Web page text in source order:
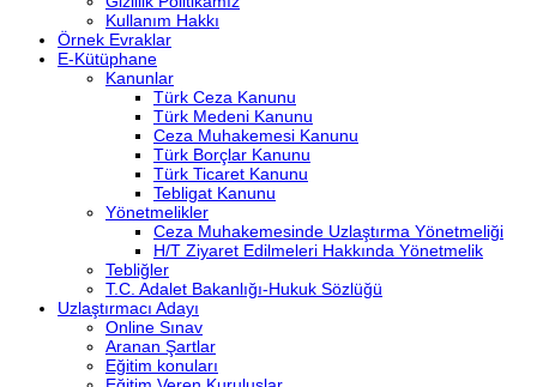
Kullanım Hakkı
Örnek Evraklar
E-Kütüphane
Kanunlar
Türk Ceza Kanunu
Türk Medeni Kanunu
Ceza Muhakemesi Kanunu
Türk Borçlar Kanunu
Türk Ticaret Kanunu
Tebligat Kanunu
Yönetmelikler
Ceza Muhakemesinde Uzlaştırma Yönetmeliği
H/T Ziyaret Edilmeleri Hakkında Yönetmelik
Tebliğler
T.C. Adalet Bakanlığı-Hukuk Sözlüğü
Uzlaştırmacı Adayı
Online Sınav
Aranan Şartlar
Eğitim konuları